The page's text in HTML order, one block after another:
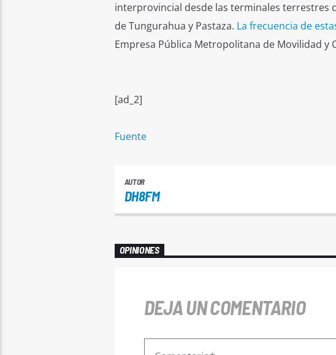
interprovincial desde las terminales terrestres
de Tungurahua y Pastaza. La frecuencia de
Empresa Pública Metropolitana de Movilidad y
[ad_2]
Fuente
AUTOR
DH8FM
OPINIONES
DEJA UN COMENTARIO